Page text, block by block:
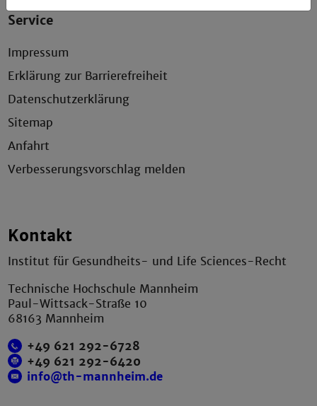
Service
Impressum
Erklärung zur Barrierefreiheit
Datenschutzerklärung
Sitemap
Anfahrt
Verbesserungsvorschlag melden
Kontakt
Institut für Gesundheits- und Life Sciences-Recht
Technische Hochschule Mannheim
Paul-Wittsack-Straße 10
68163 Mannheim
+49 621 292-6728
+49 621 292-6420
info@th-mannheim.de